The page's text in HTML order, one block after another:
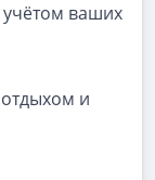
учётом ваших
и